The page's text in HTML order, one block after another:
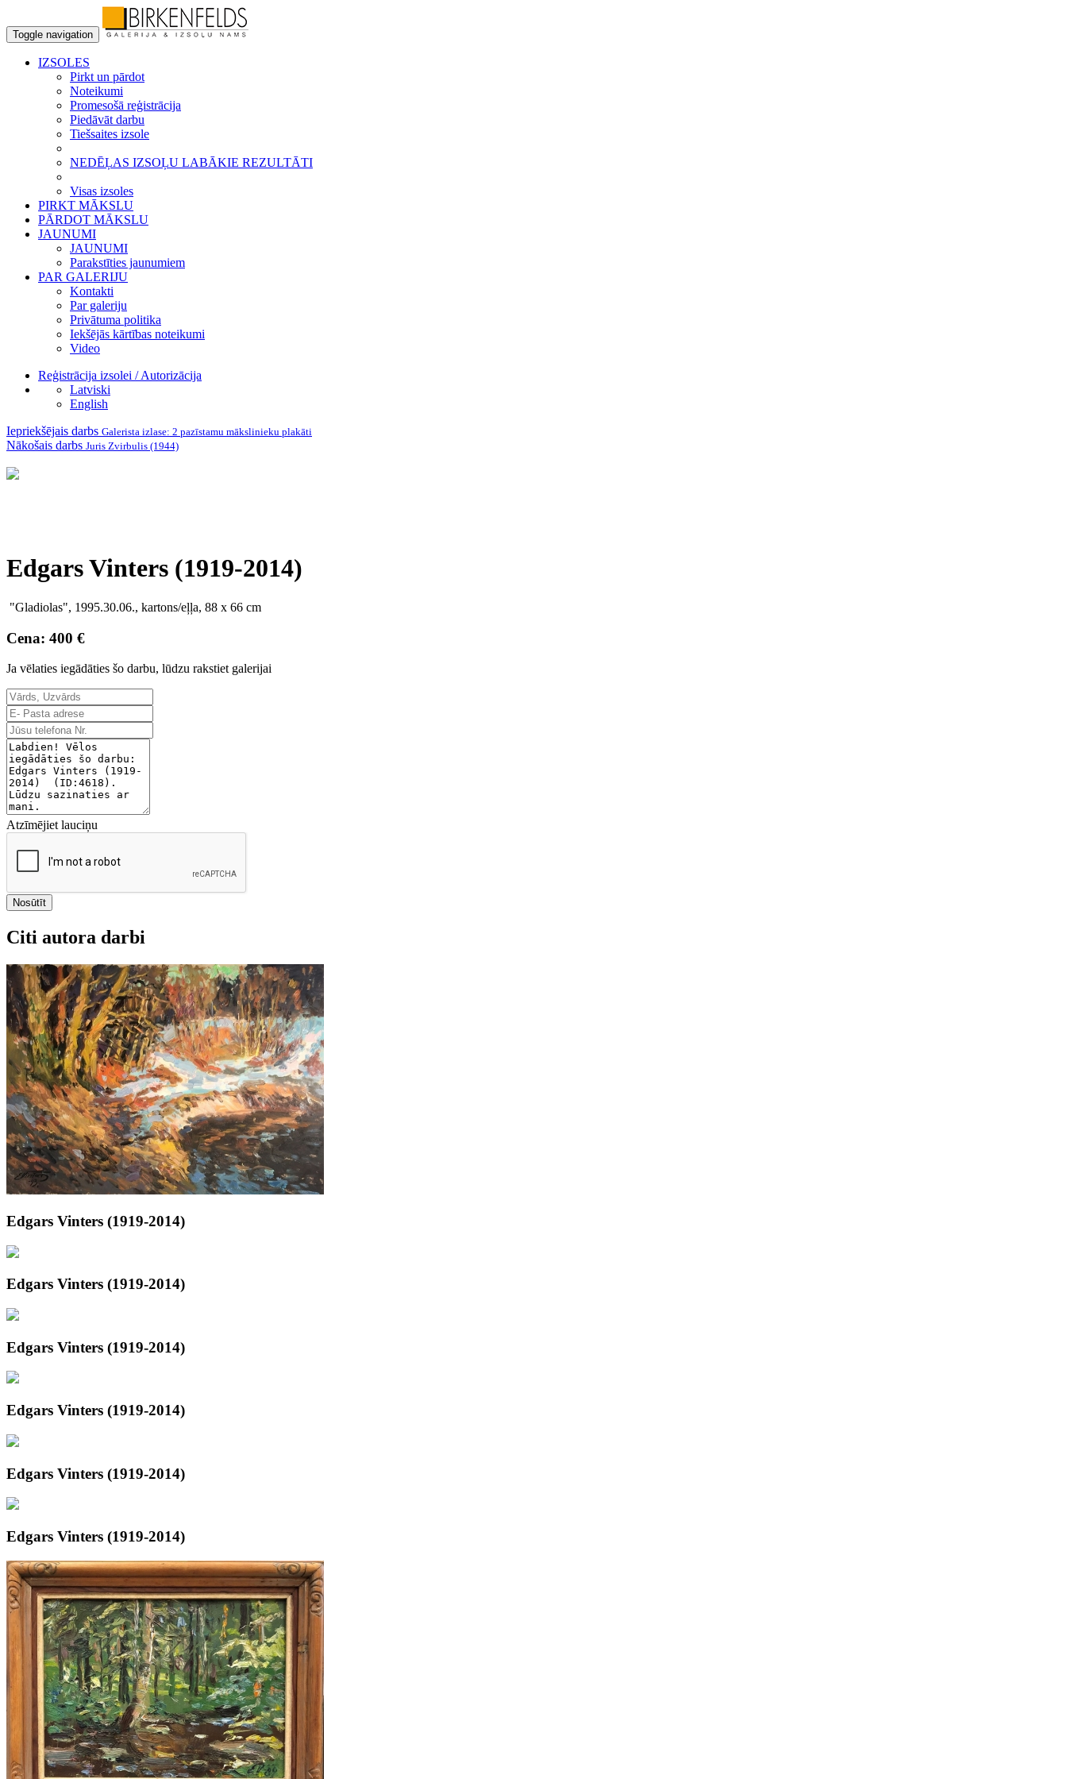
Toggle navigation
IZSOLES
Pirkt un pārdot
Noteikumi
Promesošā reģistrācija
Piedāvāt darbu
Tiešsaites izsole
NEDĒĻAS IZSOĻU LABĀKIE REZULTĀTI
Visas izsoles
PIRKT MĀKSLU
PĀRDOT MĀKSLU
JAUNUMI
JAUNUMI
Parakstīties jaunumiem
PAR GALERIJU
Kontakti
Par galeriju
Privātuma politika
Iekšējās kārtības noteikumi
Video
Reģistrācija izsolei / Autorizācija
Latviski
English
Iepriekšējais darbs Galerista izlase: 2 pazīstamu mākslinieku plakāti
Nākošais darbs Juris Zvirbulis (1944)
Edgars Vinters (1919-2014)
"Gladiolas", 1995.30.06., kartons/eļļa, 88 x 66 cm
Cena: 400 €
Ja vēlaties iegādāties šo darbu, lūdzu rakstiet galerijai
Atzīmējiet lauciņu
Nosūtīt
Citi autora darbi
Edgars Vinters (1919-2014)
Edgars Vinters (1919-2014)
Edgars Vinters (1919-2014)
Edgars Vinters (1919-2014)
Edgars Vinters (1919-2014)
Edgars Vinters (1919-2014)